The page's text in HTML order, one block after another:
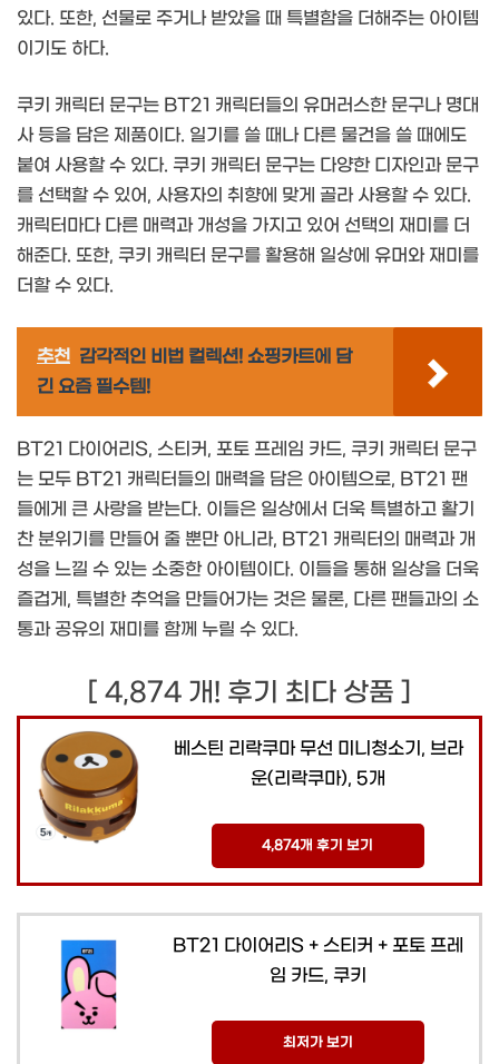
있다. 또한, 선물로 주거나 받았을 때 특별함을 더해주는 아이템
이기도 하다.
쿠키 캐릭터 문구는 BT21 캐릭터들의 유머러스한 문구나 명대
사 등을 담은 제품이다. 일기를 쓸 때나 다른 물건을 쓸 때에도
붙여 사용할 수 있다. 쿠키 캐릭터 문구는 다양한 디자인과 문구
를 선택할 수 있어, 사용자의 취향에 맞게 골라 사용할 수 있다.
캐릭터마다 다른 매력과 개성을 가지고 있어 선택의 재미를 더
해준다. 또한, 쿠키 캐릭터 문구를 활용해 일상에 유머와 재미를
더할 수 있다.
추천 감각적인 비법 컬렉션! 쇼핑카트에 담
긴 요즘 필수템!
BT21 다이어리S, 스티커, 포토 프레임 카드, 쿠키 캐릭터 문구
는 모두 BT21 캐릭터들의 매력을 담은 아이템으로, BT21 팬
들에게 큰 사랑을 받는다. 이들은 일상에서 더욱 특별하고 활기
찬 분위기를 만들어 줄 뿐만 아니라, BT21 캐릭터의 매력과 개
성을 느낄 수 있는 소중한 아이템이다. 이들을 통해 일상을 더욱
즐겁게, 특별한 추억을 만들어가는 것은 물론, 다른 팬들과의 소
통과 공유의 재미를 함께 누릴 수 있다.
[ 4,874 개! 후기 최다 상품 ]
베스틴 리락쿠마 무선 미니청소기, 브라
운(리락쿠마), 5개
4,874개 후기 보기
BT21 다이어리S + 스티커 + 포토 프레
임 카드, 쿠키
최저가 보기